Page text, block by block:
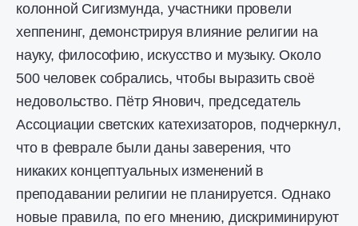
колонной Сигизмунда, участники провели
хеппенинг, демонстрируя влияние религии на
науку, философию, искусство и музыку. Около
500 человек собрались, чтобы выразить своё
недовольство. Пётр Янович, председатель
Ассоциации светских катехизаторов, подчеркнул,
что в феврале были даны заверения, что
никаких концептуальных изменений в
преподавании религии не планируется. Однако
новые правила, по его мнению, дискриминируют